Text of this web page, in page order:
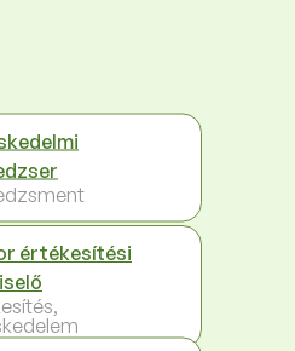
értékesítési